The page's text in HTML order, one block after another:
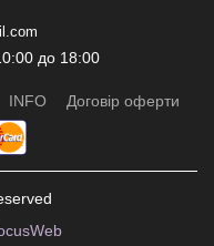
до 18:00
INFO Договір оферти